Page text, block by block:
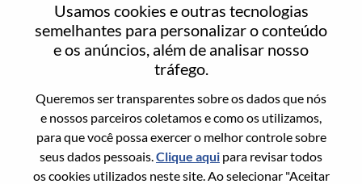
Usamos cookies e outras tecnologias
semelhantes para personalizar o conteúdo
e os anúncios, além de analisar nosso
tráfego.
Queremos ser transparentes sobre os dados que nós
e nossos parceiros coletamos e como os utilizamos,
para que você possa exercer o melhor controle sobre
seus dados pessoais.Clique aqui para revisar todos
os cookies utilizados neste site. Ao selecionar "Aceitar
Tem certeza que deseja redefinir sua
Enter the email address associated with your
account, then click "Continue".